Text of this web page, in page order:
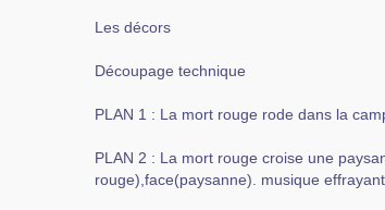
Les décors
Découpage technique
PLAN 1 : La mort rouge rode dans la
PLAN 2 : La mort rouge croise une
rouge),face(paysanne). musique